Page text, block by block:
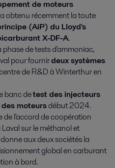
de moteurs
obtenu récemment la toute
(AiP) du Lloyd's
X-DF-A.
de tests d'ammoniac,
pour fournirdeux systèmes
de R&D à Winterthur en
banc detest des injecteurs
moteursdébut 2024.
de l'accord de coopération
sur le méthanol et
aux deux sociétés la
global en carburant
à bord.